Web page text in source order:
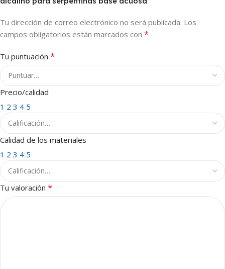
Tu dirección de correo electrónico no será publicada. Los
campos obligatorios están marcados con *
Tu puntuación *
Precio/calidad
1 2 3 4 5
Calidad de los materiales
1 2 3 4 5
Tu valoración *